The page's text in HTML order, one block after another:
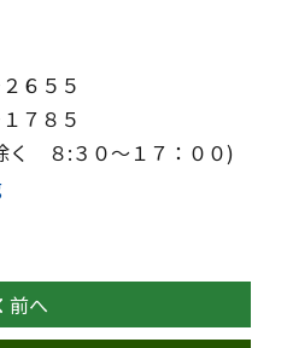
６５５
７８５
く ８:３０～１７：００)
前へ